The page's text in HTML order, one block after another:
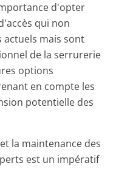
d'opter
qui non
actuels mais sont
de la serrurerie
options
en compte les
potentielle des
la maintenance des
est un impératif